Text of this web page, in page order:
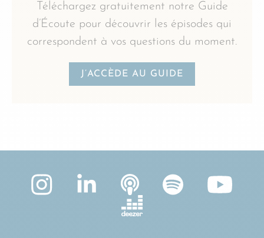
Téléchargez gratuitement notre Guide
d’Écoute pour découvrir les épisodes qui
correspondent à vos questions du moment.
J’ACCÈDE AU GUIDE